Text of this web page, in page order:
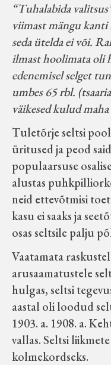
“Tuhalabida
viimast mängu kanti
seda ütelda ei või.
ilmast hoolimata oli
edenemisel selget
umbes 65 rbl.
väikesed kulud
Tuletõrje seltsi
üritused ja peod
populaarsuse
alustas
neid ettevõtmisi
kasu ei saaks ja
osas seltsile palju
Vaatamata
arusaamatustele
hulgas, seltsi
aastal oli loodud
1903. a. 1908. a.
vallas. Seltsi
kolmekordseks.